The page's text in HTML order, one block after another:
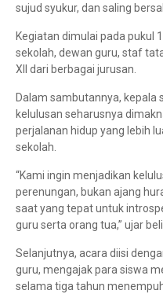
sujud syukur, dan saling
Kegiatan dimulai pada pukul
sekolah, dewan guru, staf
XII dari berbagai jurusan.
Dalam sambutannya,
kelulusan seharusnya
perjalanan hidup yang lebih
sekolah.
“Kami ingin menjadikan
perenungan, bukan ajang
saat yang tepat untuk
guru serta orang tua,” ujar
Selanjutnya, acara diisi
guru, mengajak para siswa
selama tiga tahun